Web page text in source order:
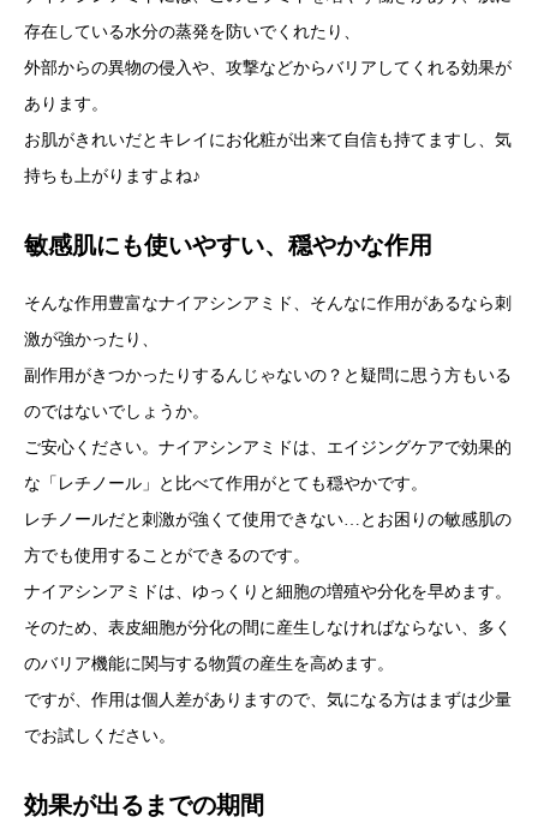
存在している水分の蒸発を防いでくれたり、
外部からの異物の侵入や、攻撃などからバリアしてくれる効果が
あります。
お肌がきれいだとキレイにお化粧が出来て自信も持てますし、気
持ちも上がりますよね♪
敏感肌にも使いやすい、穏やかな作用
そんな作用豊富なナイアシンアミド、そんなに作用があるなら刺
激が強かったり、
副作用がきつかったりするんじゃないの？と疑問に思う方もいる
のではないでしょうか。
ご安心ください。ナイアシンアミドは、エイジングケアで効果的
な「レチノール」と比べて作用がとても穏やかです。
レチノールだと刺激が強くて使用できない…とお困りの敏感肌の
方でも使用することができるのです。
ナイアシンアミドは、ゆっくりと細胞の増殖や分化を早めます。
そのため、表皮細胞が分化の間に産生しなければならない、多く
のバリア機能に関与する物質の産生を高めます。
ですが、作用は個人差がありますので、気になる方はまずは少量
でお試しください。
効果が出るまでの期間